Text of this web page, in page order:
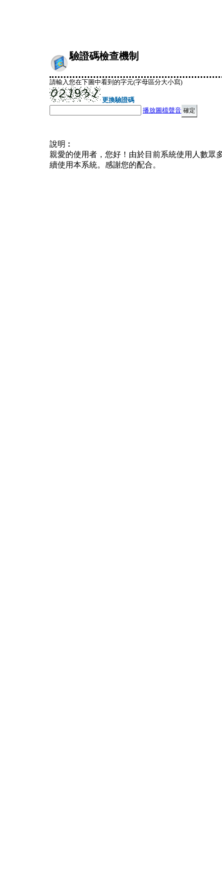
驗證碼檢查機制
請輸入您在下圖中看到的字元(字母區分大小寫)
更換驗證碼
播放圖檔聲音
說明︰
親愛的使用者，您好！由於目前系統使用人數眾
續使用本系統。感謝您的配合。